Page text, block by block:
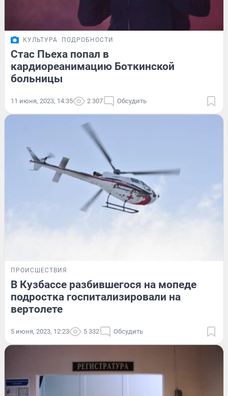
КУЛЬТУРА ПОДРОБНОСТИ
Стас Пьеха попал в
кардиореанимацию Боткинской
больницы
11 июня, 2023, 14:35 2 307 Обсудить
ПРОИСШЕСТВИЯ
В Кузбассе разбившегося на мопеде
подростка госпитализировали на
вертолете
5 июня, 2023, 12:23 5 332 Обсудить